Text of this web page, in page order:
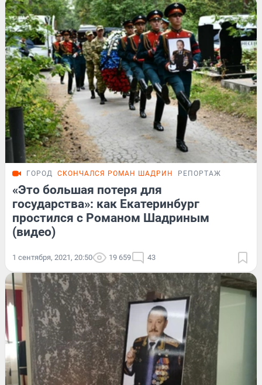
ГОРОД СКОНЧАЛСЯ РОМАН ШАДРИН РЕПОРТАЖ
«Это большая потеря для
государства»: как Екатеринбург
простился с Романом Шадриным
(видео)
1 сентября, 2021, 20:50 19 659 43